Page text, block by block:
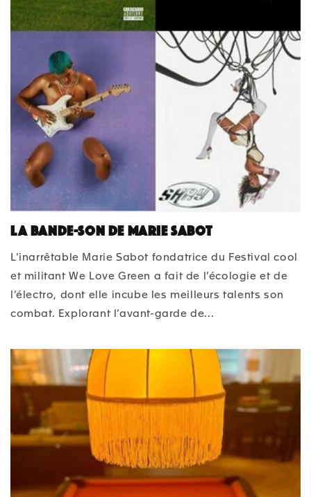
La bande-son de Marie Sabot
L’inarrêtable Marie Sabot fondatrice du Festival cool
et militant We Love Green a fait de l’écologie et de
l’électro, dont elle incube les meilleurs talents son
combat. Explorant l’avant-garde de...